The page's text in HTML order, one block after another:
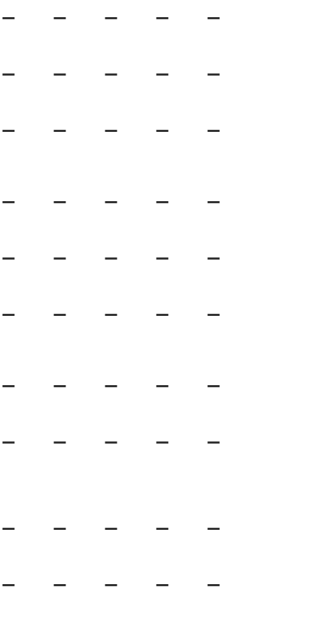
— — — — —
— — — — —
— — — — —
— — — — —
— — — — —
— — — — —
— — — — —
— — — — —
— — — — —
— — — — —